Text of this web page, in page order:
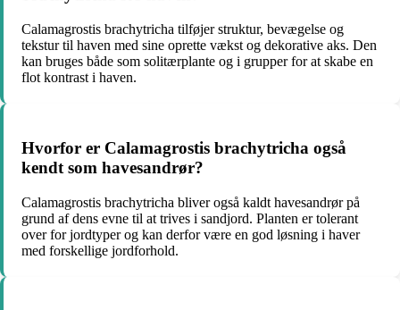
Calamagrostis brachytricha tilføjer struktur, bevægelse og
tekstur til haven med sine oprette vækst og dekorative aks. Den
kan bruges både som solitærplante og i grupper for at skabe en
flot kontrast i haven.
Hvorfor er Calamagrostis brachytricha også
kendt som havesandrør?
Calamagrostis brachytricha bliver også kaldt havesandrør på
grund af dens evne til at trives i sandjord. Planten er tolerant
over for jordtyper og kan derfor være en god løsning i haver
med forskellige jordforhold.